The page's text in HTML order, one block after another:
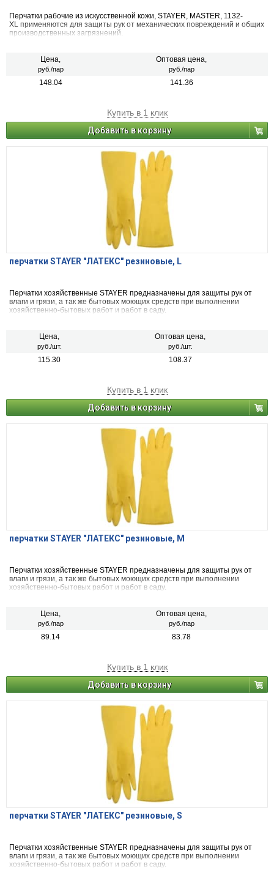
Перчатки рабочие из искусственной кожи, STAYER, MASTER, 1132-
XL применяются для защиты рук от механических повреждений и общих
производственных загрязнений.
Цена,
руб./пар
Оптовая цена,
руб./пар
148.04 141.36
Купить в 1 клик
Добавить в корзину
перчатки STAYER "ЛАТЕКС" резиновые, L
Перчатки хозяйственные STAYER предназначены для защиты рук от
влаги и грязи, а так же бытовых моющих средств при выполнении
хозяйственно-бытовых работ и работ в саду.
Цена,
руб./шт.
Оптовая цена,
руб./шт.
115.30 108.37
Купить в 1 клик
Добавить в корзину
перчатки STAYER "ЛАТЕКС" резиновые, M
Перчатки хозяйственные STAYER предназначены для защиты рук от
влаги и грязи, а так же бытовых моющих средств при выполнении
хозяйственно-бытовых работ и работ в саду.
Цена,
руб./пар
Оптовая цена,
руб./пар
89.14 83.78
Купить в 1 клик
Добавить в корзину
перчатки STAYER "ЛАТЕКС" резиновые, S
Перчатки хозяйственные STAYER предназначены для защиты рук от
влаги и грязи, а так же бытовых моющих средств при выполнении
хозяйственно-бытовых работ и работ в саду.